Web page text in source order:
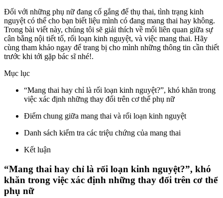
Đối với những phụ nữ đang cố gắng để thụ thai, tình trạng kinh
nguyệt có thể cho bạn biết liệu mình có đang mang thai hay không.
Trong bài viết này, chúng tôi sẽ giải thích về mối liên quan giữa sự
cân bằng nội tiết tố, rối loạn kinh nguyệt, và việc mang thai. Hãy
cùng tham khảo ngay để trang bị cho mình những thông tin cần thiết
trước khi tới gặp bác sĩ nhé!.
Mục lục
“Mang thai hay chỉ là rối loạn kinh nguyệt?”, khó khăn trong
việc xác định những thay đổi trên cơ thể phụ nữ
Điểm chung giữa mang thai và rối loạn kinh nguyệt
Danh sách kiểm tra các triệu chứng của mang thai
Kết luận
“Mang thai hay chỉ là rối loạn kinh nguyệt?”, khó
khăn trong việc xác định những thay đổi trên cơ thể
phụ nữ